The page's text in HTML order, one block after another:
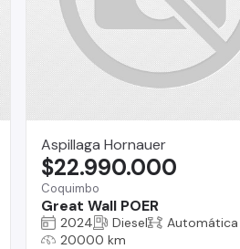
Aspillaga Hornauer
Coquimbo
Great Wall POER
$22.990.000
2024 Diesel
Automática
20000 km